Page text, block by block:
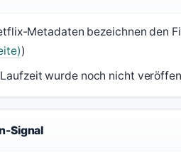
Metadaten bezeichnen den
)
wurde noch nicht
Signal